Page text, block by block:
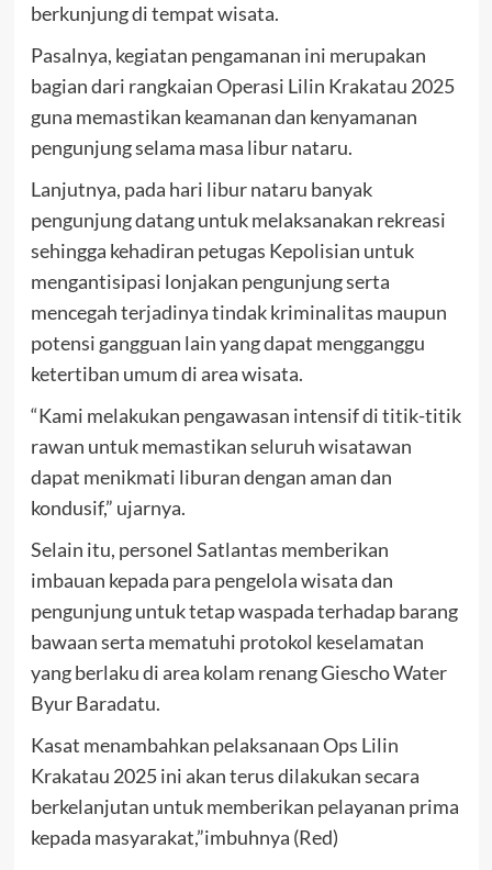
berkunjung di tempat wisata.
Pasalnya, kegiatan pengamanan ini merupakan
bagian dari rangkaian Operasi Lilin Krakatau 2025
guna memastikan keamanan dan kenyamanan
pengunjung selama masa libur nataru.
Lanjutnya, pada hari libur nataru banyak
pengunjung datang untuk melaksanakan rekreasi
sehingga kehadiran petugas Kepolisian untuk
mengantisipasi lonjakan pengunjung serta
mencegah terjadinya tindak kriminalitas maupun
potensi gangguan lain yang dapat mengganggu
ketertiban umum di area wisata.
“Kami melakukan pengawasan intensif di titik-titik
rawan untuk memastikan seluruh wisatawan
dapat menikmati liburan dengan aman dan
kondusif,” ujarnya.
Selain itu, personel Satlantas memberikan
imbauan kepada para pengelola wisata dan
pengunjung untuk tetap waspada terhadap barang
bawaan serta mematuhi protokol keselamatan
yang berlaku di area kolam renang Giescho Water
Byur Baradatu.
Kasat menambahkan pelaksanaan Ops Lilin
Krakatau 2025 ini akan terus dilakukan secara
berkelanjutan untuk memberikan pelayanan prima
kepada masyarakat,”imbuhnya (Red)